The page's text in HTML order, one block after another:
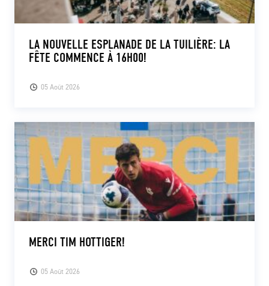
05 Août 2026
LA NOUVELLE ESPLANADE DE LA TUILIÈRE: LA
FÊTE COMMENCE À 16H00!
05 Août 2026
MERCI TIM HOTTIGER!